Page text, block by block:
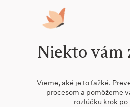
Niekto vám
Vieme, aké je to ťažké.
procesom a pomôžeme
rozlúčku krok po